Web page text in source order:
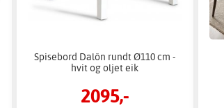
Spisebord Dalön rundt Ø110 cm -
hvit og oljet eik
2095,-